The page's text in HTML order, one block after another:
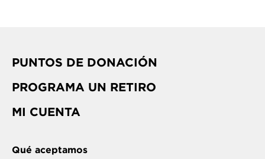
PUNTOS DE DONACIÓN
PROGRAMA UN RETIRO
MI CUENTA
Qué aceptamos